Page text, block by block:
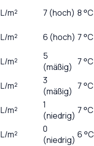
L/m² 7 (hoch) 8 °C
L/m² 6 (hoch) 7 °C
L/m²
5
(mäßig) 7 °C
L/m²
3
(mäßig) 7 °C
L/m²
1
(niedrig) 7 °C
L/m²
0
(niedrig) 6 °C